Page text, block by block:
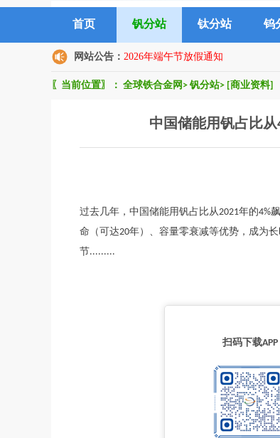
首页 钒分站 钛分站 钨
网站公告： 2026年端午节放假通知
〖当前位置〗： 全球铁合金网 > 钒分站> [商业资料]
中国储能用钒占比从
过去几年，中国储能用钒占比从2021年的4%
命（可达20年）、容量零衰减等优势，成为
节.........
扫码下载APP